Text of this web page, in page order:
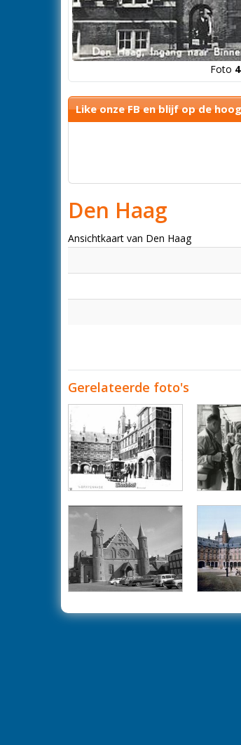
Foto
Like onze FB en blijf op de
Den Haag
Ansichtkaart van Den Haag
Gerelateerde foto's